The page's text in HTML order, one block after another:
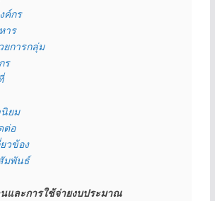
ค์กร
าร
การกลุ่ม
ร
ยม
ต่อ
วข้อง
มพันธ์
และการใช้จ่ายงบประมาณ